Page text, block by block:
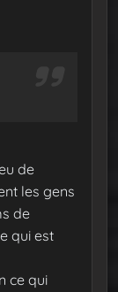
de
les gens
de
qui est
ce qui